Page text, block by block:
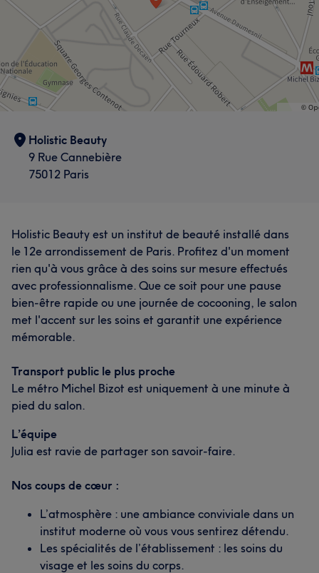
Holistic Beauty
9 Rue Cannebière
75012 Paris
Holistic Beauty est un institut de beauté installé dans
le 12e arrondissement de Paris. Profitez d'un moment
rien qu'à vous grâce à des soins sur mesure effectués
avec professionnalisme. Que ce soit pour une pause
bien-être rapide ou une journée de cocooning, le salon
met l'accent sur les soins et garantit une expérience
mémorable.
Transport public le plus proche
Le métro Michel Bizot est uniquement à une minute à
pied du salon.
L’équipe
Julia est ravie de partager son savoir-faire.
Nos coups de cœur :
L’atmosphère : une ambiance conviviale dans un
institut moderne où vous vous sentirez détendu.
Les spécialités de l’établissement : les soins du
visage et les soins du corps.